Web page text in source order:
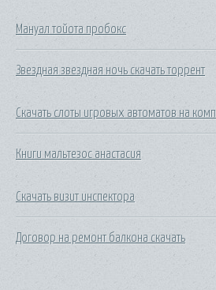
Мануал тойота пробокс
Звездная звездная ночь скачать торрент
Скачать слоты игровых автоматов на
Книги мальтезос анастасия
Скачать визит инспектора
Договор на ремонт балкона скачать